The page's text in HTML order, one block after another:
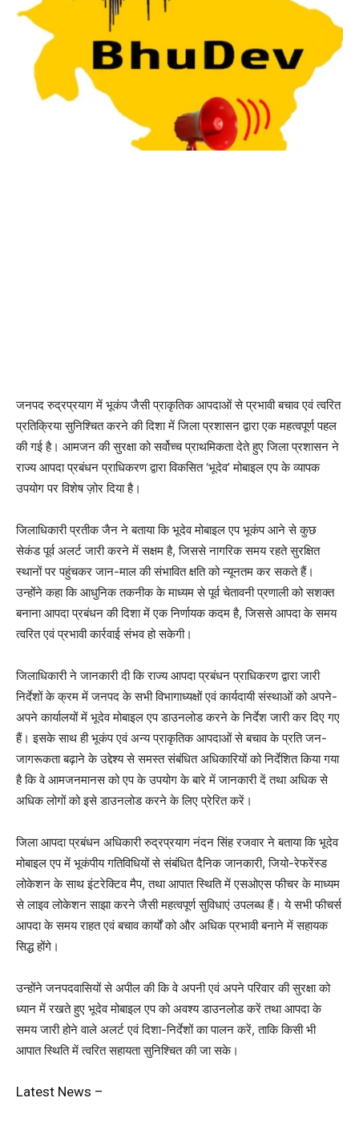
जनपद रुद्रप्रयाग में भूकंप जैसी प्राकृतिक आपदाओं से प्रभावी बचाव एवं त्वरित
प्रतिक्रिया सुनिश्चित करने की दिशा में जिला प्रशासन द्वारा एक महत्वपूर्ण पहल
की गई है। आमजन की सुरक्षा को सर्वोच्च प्राथमिकता देते हुए जिला प्रशासन ने
राज्य आपदा प्रबंधन प्राधिकरण द्वारा विकसित ‘भूदेव’ मोबाइल एप के व्यापक
उपयोग पर विशेष ज़ोर दिया है।
जिलाधिकारी प्रतीक जैन ने बताया कि भूदेव मोबाइल एप भूकंप आने से कुछ
सेकंड पूर्व अलर्ट जारी करने में सक्षम है, जिससे नागरिक समय रहते सुरक्षित
स्थानों पर पहुंचकर जान-माल की संभावित क्षति को न्यूनतम कर सकते हैं।
उन्होंने कहा कि आधुनिक तकनीक के माध्यम से पूर्व चेतावनी प्रणाली को सशक्त
बनाना आपदा प्रबंधन की दिशा में एक निर्णायक कदम है, जिससे आपदा के समय
त्वरित एवं प्रभावी कार्रवाई संभव हो सकेगी।
जिलाधिकारी ने जानकारी दी कि राज्य आपदा प्रबंधन प्राधिकरण द्वारा जारी
निर्देशों के क्रम में जनपद के सभी विभागाध्यक्षों एवं कार्यदायी संस्थाओं को अपने-
अपने कार्यालयों में भूदेव मोबाइल एप डाउनलोड करने के निर्देश जारी कर दिए गए
हैं। इसके साथ ही भूकंप एवं अन्य प्राकृतिक आपदाओं से बचाव के प्रति जन-
जागरूकता बढ़ाने के उद्देश्य से समस्त संबंधित अधिकारियों को निर्देशित किया गया
है कि वे आमजनमानस को एप के उपयोग के बारे में जानकारी दें तथा अधिक से
अधिक लोगों को इसे डाउनलोड करने के लिए प्रेरित करें।
जिला आपदा प्रबंधन अधिकारी रुद्रप्रयाग नंदन सिंह रजवार ने बताया कि भूदेव
मोबाइल एप में भूकंपीय गतिविधियों से संबंधित दैनिक जानकारी, जियो-रेफरेंस्ड
लोकेशन के साथ इंटरेक्टिव मैप, तथा आपात स्थिति में एसओएस फीचर के माध्यम
से लाइव लोकेशन साझा करने जैसी महत्वपूर्ण सुविधाएं उपलब्ध हैं। ये सभी फीचर्स
आपदा के समय राहत एवं बचाव कार्यों को और अधिक प्रभावी बनाने में सहायक
सिद्ध होंगे।
उन्होंने जनपदवासियों से अपील की कि वे अपनी एवं अपने परिवार की सुरक्षा को
ध्यान में रखते हुए भूदेव मोबाइल एप को अवश्य डाउनलोड करें तथा आपदा के
समय जारी होने वाले अलर्ट एवं दिशा-निर्देशों का पालन करें, ताकि किसी भी
आपात स्थिति में त्वरित सहायता सुनिश्चित की जा सके।
Latest News –